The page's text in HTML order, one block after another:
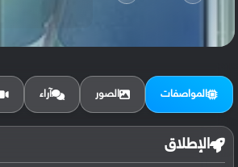
الرام / التخزين:
المواصفات الصور آراء
الإطلاق